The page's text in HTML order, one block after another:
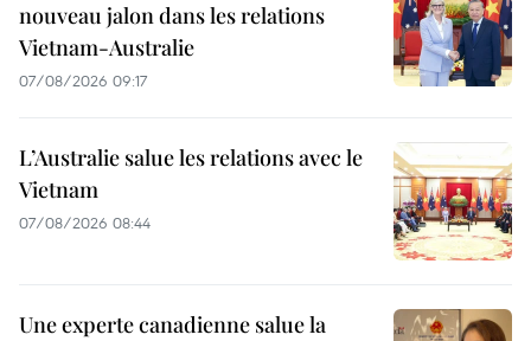
nouveau jalon dans les relations
Vietnam-Australie
07/08/2026 09:17
L’Australie salue les relations avec le
Vietnam
07/08/2026 08:44
Une experte canadienne salue la